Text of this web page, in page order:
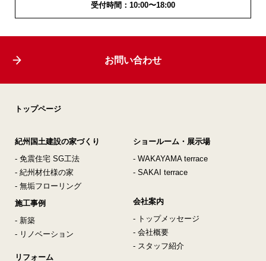
受付時間：10:00〜18:00
お問い合わせ
トップページ
紀州国土建設の家づくり
- 免震住宅 SG工法
- 紀州材仕様の家
- 無垢フローリング
施工事例
- 新築
- リノベーション
リフォーム
ショールーム・展示場
- WAKAYAMA terrace
- SAKAI terrace
会社案内
- トップメッセージ
- 会社概要
- スタッフ紹介